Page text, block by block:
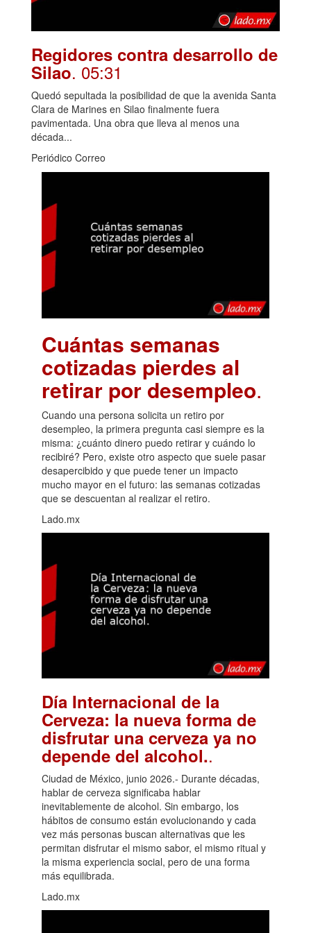
Regidores contra desarrollo de
Silao. 05:31
Quedó sepultada la posibilidad de que la avenida Santa
Clara de Marines en Silao finalmente fuera
pavimentada. Una obra que lleva al menos una
década...
Periódico Correo
Cuántas semanas
cotizadas pierdes al
retirar por desempleo.
Cuando una persona solicita un retiro por
desempleo, la primera pregunta casi siempre es la
misma: ¿cuánto dinero puedo retirar y cuándo lo
recibiré? Pero, existe otro aspecto que suele pasar
desapercibido y que puede tener un impacto
mucho mayor en el futuro: las semanas cotizadas
que se descuentan al realizar el retiro.
Lado.mx
Día Internacional de la
Cerveza: la nueva forma de
disfrutar una cerveza ya no
depende del alcohol..
Ciudad de México, junio 2026.- Durante décadas,
hablar de cerveza significaba hablar
inevitablemente de alcohol. Sin embargo, los
hábitos de consumo están evolucionando y cada
vez más personas buscan alternativas que les
permitan disfrutar el mismo sabor, el mismo ritual y
la misma experiencia social, pero de una forma
más equilibrada.
Lado.mx